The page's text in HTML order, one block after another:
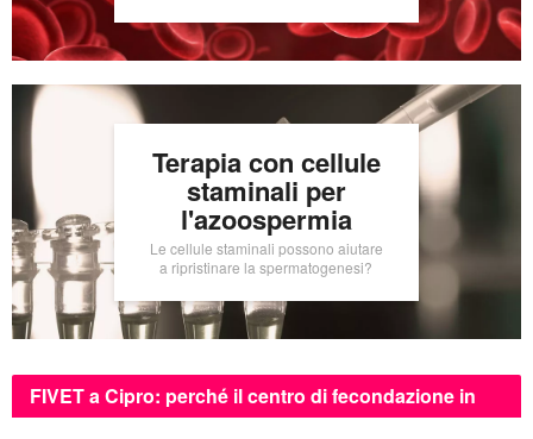
Terapia con cellule
staminali per
l'azoospermia
Le cellule staminali possono aiutare
a ripristinare la spermatogenesi?
FIVET a Cipro: perché il centro di fecondazione in